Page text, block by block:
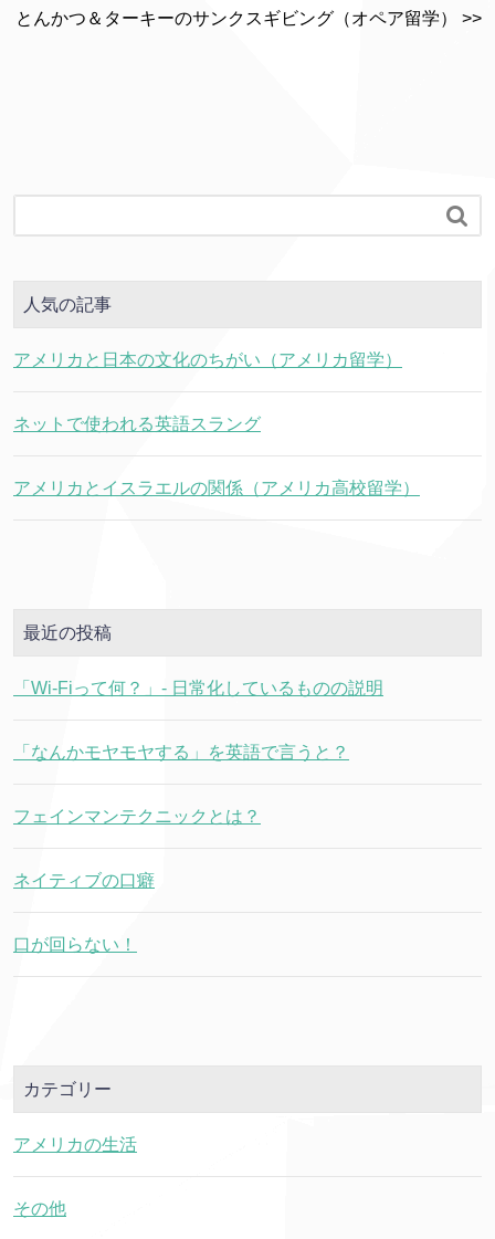
とんかつ＆ターキーのサンクスギビング（オペア留学） >>

人気の記事
アメリカと日本の文化のちがい（アメリカ留学）
ネットで使われる英語スラング
アメリカとイスラエルの関係（アメリカ高校留学）
最近の投稿
「Wi-Fiって何？」- 日常化しているものの説明
「なんかモヤモヤする」を英語で言うと？
フェインマンテクニックとは？
ネイティブの口癖
口が回らない！
カテゴリー
アメリカの生活
その他